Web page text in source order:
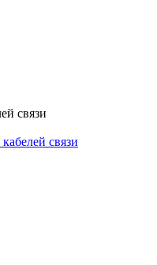
связи
связи